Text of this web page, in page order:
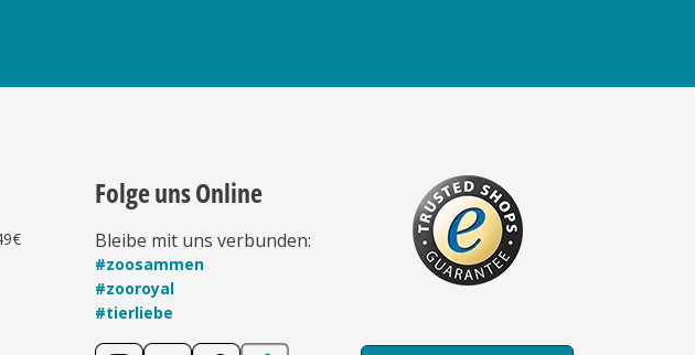
Folge uns Online
Bleibe mit uns verbunden:
#zoosammen
#zooroyal
#tierliebe